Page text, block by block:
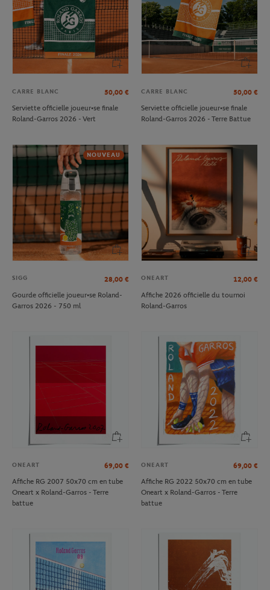
CARRE BLANC 50,00 €
Serviette officielle joueur•se finale
Roland-Garros 2026 - Vert
CARRE BLANC 50,00 €
Serviette officielle joueur•se finale
Roland-Garros 2026 - Terre Battue
NOUVEAU
SIGG 28,00 €
Gourde officielle joueur•se Roland-
Garros 2026 - 750 ml
ONEART 12,00 €
Affiche 2026 officielle du tournoi
Roland-Garros
ONEART 69,00 €
Affiche RG 2007 50x70 cm en tube
Oneart x Roland-Garros - Terre
battue
ONEART 69,00 €
Affiche RG 2022 50x70 cm en tube
Oneart x Roland-Garros - Terre
battue